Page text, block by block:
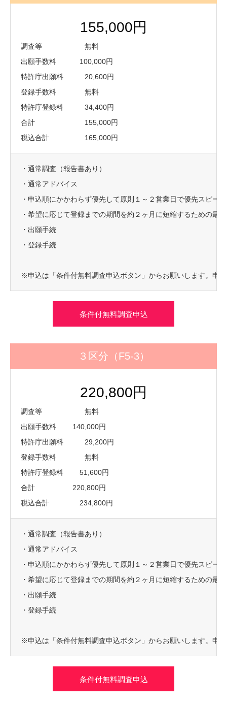
155,000円
調査等 無料
出願手数料 100,000円
特許庁出願料 20,600円
登録手数料 無料
特許庁登録料 34,400円
合計 155,000円
税込合計 165,000円
・通常調査（報告書あり）
・通常アドバイス
・申込順にかかわらず優先して原則１～２営業日で優先スピー
・希望に応じて登録までの期間を約２ヶ月に短縮するための最
・出願手続
・登録手続
※申込は「条件付無料調査申込ボタン」からお願いします。申
条件付無料調査申込
３区分（F5-3）
220,800円
調査等 無料
出願手数料 140,000円
特許庁出願料 29,200円
登録手数料 無料
特許庁登録料 51,600円
合計 220,800円
税込合計 234,800円
・通常調査（報告書あり）
・通常アドバイス
・申込順にかかわらず優先して原則１～２営業日で優先スピー
・希望に応じて登録までの期間を約２ヶ月に短縮するための最
・出願手続
・登録手続
※申込は「条件付無料調査申込ボタン」からお願いします。申
条件付無料調査申込